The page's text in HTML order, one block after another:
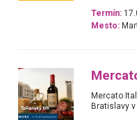
Termín:
Mesto:
Mercato
Bratislavy